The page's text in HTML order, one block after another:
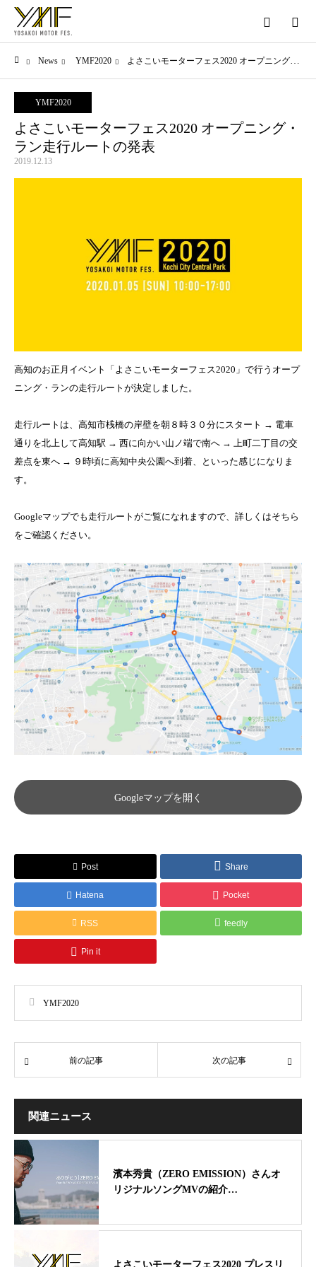
メニュー
News YMF2020 よさこいモーターフェス2020 オープニング・ラン走行ルートの発表
YMF2020
よさこいモーターフェス2020 オープニング・
ラン走行ルートの発表
2019.12.13
高知のお正月イベント「よさこいモーターフェス2020」で行うオープ
ニング・ランの走行ルートが決定しました。
走行ルートは、高知市桟橋の岸壁を朝８時３０分にスタート → 電車
通りを北上して高知駅 → 西に向かい山ノ端で南へ → 上町二丁目の交
差点を東へ → ９時頃に高知中央公園へ到着、といった感じになりま
す。
Googleマップでも走行ルートがご覧になれますので、詳しくはそちら
をご確認ください。
Googleマップを開く
Post Share
Hatena Pocket
RSS feedly
Pin it
YMF2020
前の記事 次の記事
関連ニュース
濱本秀貴（ZERO EMISSION）さんオ
リジナルソングMVの紹介…
よさこいモーターフェス2020 プレスリ